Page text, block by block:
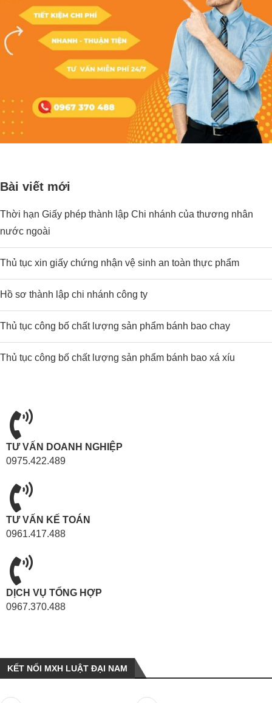
Bài viết mới
Thời hạn Giấy phép thành lập Chi nhánh của thương nhân
nước ngoài
Thủ tục xin giấy chứng nhận vệ sinh an toàn thực phẩm
Hồ sơ thành lập chi nhánh công ty
Thủ tục công bố chất lượng sản phẩm bánh bao chay
Thủ tục công bố chất lượng sản phẩm bánh bao xá xíu
TƯ VẤN DOANH NGHIỆP
0975.422.489
TƯ VẤN KẾ TOÁN
0961.417.488
DỊCH VỤ TỔNG HỢP
0967.370.488
KẾT NỐI MXH LUẬT ĐẠI NAM